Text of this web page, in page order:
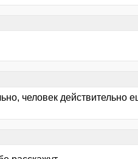
человек действительно